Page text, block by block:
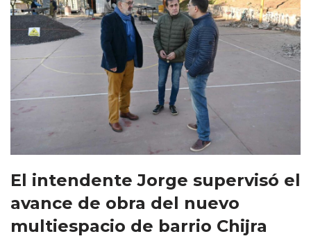
El intendente Jorge supervisó el
avance de obra del nuevo
multiespacio de barrio Chijra